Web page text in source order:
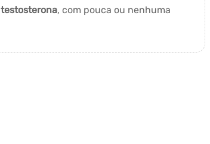
testosterona, com pouca ou nenhuma